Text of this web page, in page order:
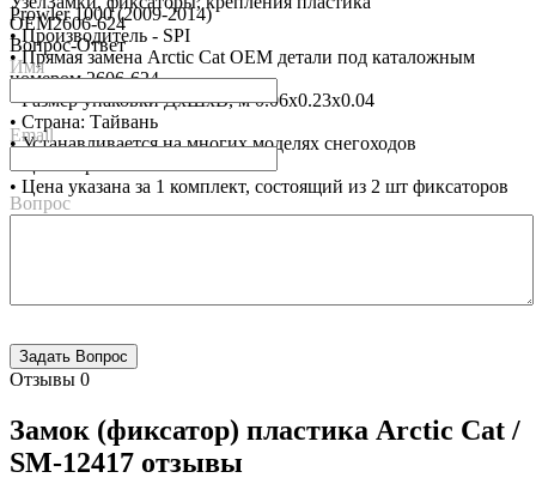
Prowler 1000 (2009-2014)
• Производитель - SPI
• Прямая замена Arctic Cat OEM детали под каталожным
номером 2606-624
• Размер упаковки ДхШхВ, м 0.06x0.23x0.04
• Страна: Тайвань
• Устанавливается на многих моделях снегоходов
• Цена указана за 1 комплект, состоящий из 2 шт фиксаторов
OEM2606-624
Вопрос-Ответ
Имя
Email
Вопрос
Отзывы 0
Замок (фиксатор) пластика Arctic Cat /
SM-12417 отзывы